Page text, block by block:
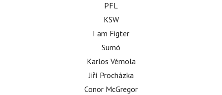
PFL
KSW
I am Figter
Sumó
Karlos Vémola
Jiří Procházka
Conor McGregor